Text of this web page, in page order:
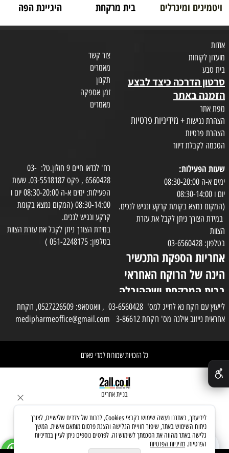
ויטמינים ומינרלים בית מרקחת היגיינת הפה
אודות
מועדון לקוחות
בית טבע
סרטון הדרכה כיצד לבצע
הזמנה באתר
מפת אתר
הצהרת נגישות + מידיניות פרטיות
הצהרת פרטיות
הסכמה לקבלת דיוור
צור קשר
מאמרים
תקנון
זמן אספקה
מאמרים
שעות הפעילות:
ימים א-ה 08:30-20:00
יום ו 08:30-14:00
(המקום נמצא בקומת קרקע ונגיש לנכים.
במידת הצורך ניתן לקבל את עזרת
הצוות
בטלפון: 03-6560428
אחריות הספקת התכשיר
הינה של הרוקח האחראי
בבית המרקחת ושההובלה
בפועל תעשה בעזרת
השליח
רח' לנדאו חיים 9 חולון.טל: 03-
6560428 , פקס 03-5518187. שעות
הפעילות: ימים א-ה 08:30-20:00 יום ו
08:30-14:00 (המקום נמצא בקומת
קרקע ונגיש לנכים.
במידת הצורך ניתן לקבל את עזרת הצוות
בטלפון: 051-2248175 )
לייעוץ עם רוקח נא לחייג למס' 03-6560428 , וואטסאפ: 0527226509, רוקחת
אחראית נייזוב אילנה מס' רוקחת 3-86612 medipharmeoffice@gmail.com
כל הזכויות שמורות למדי פארם
בניית אתרים
לידיעתך, באתרנו נעשה שימוש בקבצי Cookies, לרבות של צדדים שלישיים, לצורך
ניתוח השימוש באתר, שיפור חוויית הגלישה והצגת פרסום מותאם אישית. המשך
גלישה באתר מהווה את הסכמתך לשימוש זה. לפרטים נוספים ניתן לעיין במדיניות
הפרטיות. מדיניות הפרטיות